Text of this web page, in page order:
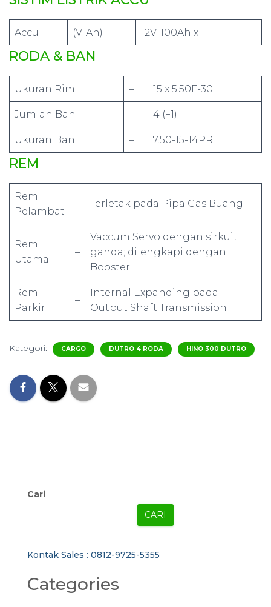
Accu (V-Ah) 12V-100Ah x 1
RODA & BAN
Ukuran Rim – 15 x 5.50F-30
Jumlah Ban – 4 (+1)
Ukuran Ban – 7.50-15-14PR
REM
Rem
Pelambat
– Terletak pada Pipa Gas Buang
Rem
Utama
–
Vaccum Servo dengan sirkuit
ganda; dilengkapi dengan
Booster
Rem
Parkir
–
Internal Expanding pada
Output Shaft Transmission
Kategori: CARGO DUTRO 4 RODA HINO 300 DUTRO
Cari
CARI
Kontak Sales : 0812-9725-5355
Categories